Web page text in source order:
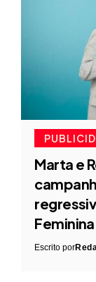
Marta e
Escrito por